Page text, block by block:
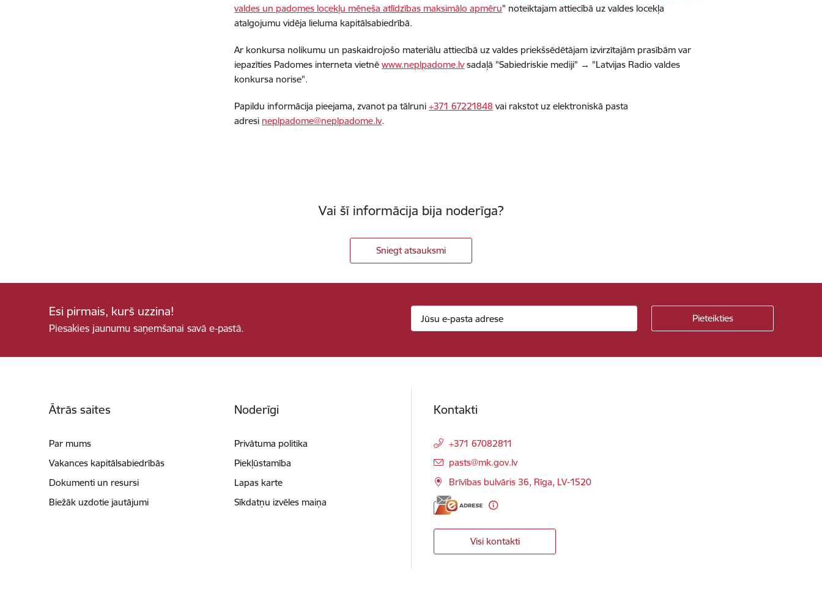
valdes un padomes locekļu mēneša atlīdzības maksimālo apmēru" noteiktajam attiecībā uz valdes locekļa
atalgojumu vidēja lieluma kapitālsabiedrībā.
Ar konkursa nolikumu un paskaidrojošo materiālu attiecībā uz valdes priekšsēdētājam izvirzītajām prasībām var
iepazīties Padomes interneta vietnēwww.neplpadome.lvsadaļā "Sabiedriskie mediji" → "Latvijas Radio valdes
konkursa norise".
Papildu informācija pieejama, zvanot pa tālruni+371 67221848 vai rakstot uz elektroniskā pasta
adresi neplpadome@neplpadome.lv.
Vai šī informācija bija noderīga?
Sniegt atsauksmi
Esi pirmais, kurš uzzina!
Piesakies jaunumu saņemšanai savā e-pastā.
Ātrās saites
Par mums
Vakances kapitālsabiedrībās
Dokumenti un resursi
Biežāk uzdotie jautājumi
Noderīgi
Privātuma politika
Piekļūstamība
Lapas karte
Sīkdatņu izvēles maiņa
Kontakti
+371 67082811
E-pasts:
pasts@mk.gov.lv
Brīvības bulvāris 36, Rīga, LV-1520
Visi kontakti